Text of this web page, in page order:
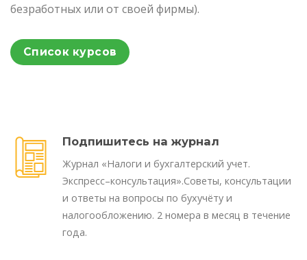
безработных или от своей фирмы).
Список курсов
Подпишитесь на журнал
Журнал «Налоги и бухгалтерский учет.
Экспресс–консультация».Советы, консультации
и ответы на вопросы по бухучёту и
налогообложению. 2 номера в месяц в течение
года.